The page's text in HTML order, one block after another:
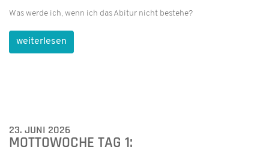
Was werde ich, wenn ich das Abitur nicht bestehe?
weiterlesen
23. JUNI 2026
MOTTOWOCHE TAG 1: